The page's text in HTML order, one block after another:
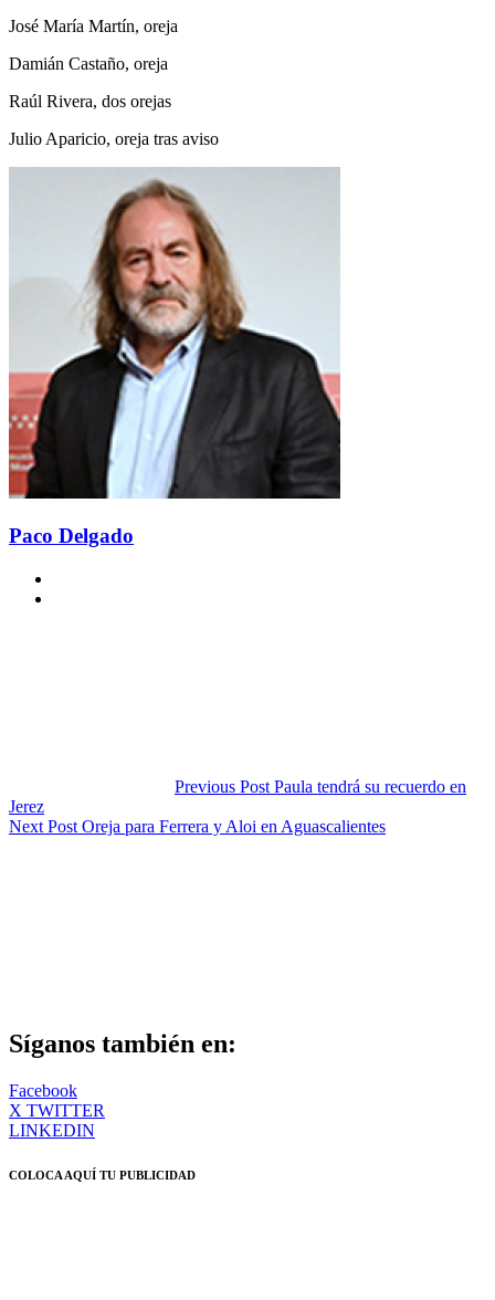
José María Martín, oreja
Damián Castaño, oreja
Raúl Rivera, dos orejas
Julio Aparicio, oreja tras aviso
Paco Delgado
Previous Post Paula tendrá su recuerdo en
Jerez
Next Post Oreja para Ferrera y Aloi en Aguascalientes
Síganos también en:
Facebook
X TWITTER
LINKEDIN
COLOCA AQUÍ TU PUBLICIDAD